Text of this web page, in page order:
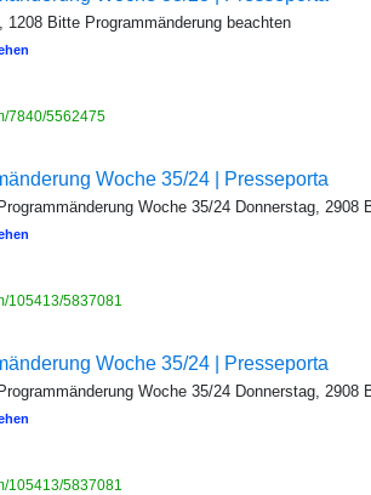
1208 Bitte Programmänderung beachten
7840/5562475
Woche 35/24 | Presseporta
Woche 35/24 Donnerstag, 2908
105413/5837081
Woche 35/24 | Presseporta
Woche 35/24 Donnerstag, 2908
105413/5837081